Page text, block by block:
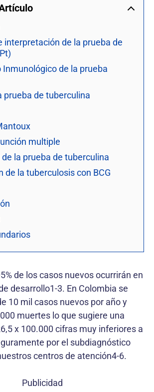
interpretación de la prueba de
de la prueba
prueba de tuberculina
multiple
la prueba de tuberculina
de la tuberculosis con BCG
de los casos nuevos ocurrirán en
desarrollo1-3. En Colombia se
10 mil casos nuevos por año y
muertes lo que sugiere una
x 100.000 cifras muy inferiores a
por el subdiagnóstico
centros de atención4-6.
Publicidad